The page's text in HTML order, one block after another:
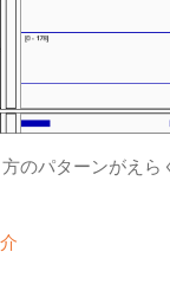
のパターンがえら